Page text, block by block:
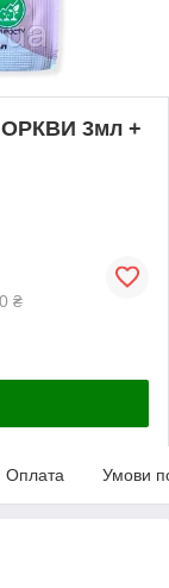
3мл +
₴
Оплата Умови